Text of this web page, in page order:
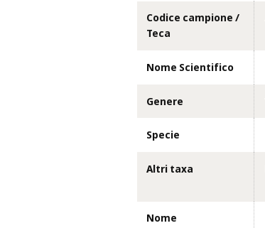
Codice campione /
Teca
Nome Scientifico
Genere
Specie
Altri taxa
Nome